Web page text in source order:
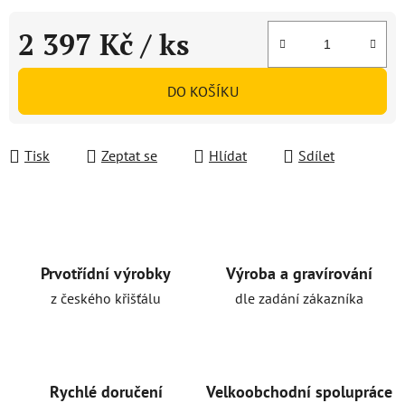
2 397 Kč / ks
Měrná cena:
DO KOŠÍKU
Tisk Zeptat se Hlídat Sdílet
Prvotřídní výrobky
z českého křišťálu
Výroba a gravírování
dle zadání zákazníka
Rychlé doručení Velkoobchodní spolupráce